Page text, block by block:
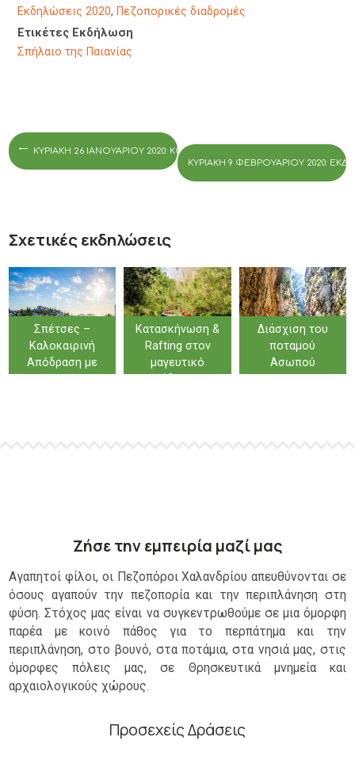
Εκδηλώσεις 2020, Πεζοπορικές διαδρομές
Ετικέτες Εκδήλωση
Σπήλαιο της Παιανίας
ΚΥΡΙΑΚΉ 26 ΙΑΝΟΥΑΡΊΟΥ 2020: ΚΟΠΉ ΠΡΩΤΟΧΡΟΝΙΆΤΙΚΗΣ ΠΊΤΑΣ
ΚΥΡΙΑΚΉ 9 ΦΕΒΡΟΥΑΡΊΟΥ 2020:
Σχετικές εκδηλώσεις
Σπέτσες –
Καλοκαιρινή
Απόδραση με
Κατασκήνωση &
Rafting στον
μαγευτικό
Διάσχιση του
ποταμού
Ασωπού
Ζήσε την εμπειρία μαζί μας
Αγαπητοί φίλοι, οι Πεζοπόροι Χαλανδρίου απευθύνονται σε
όσους αγαπούν την πεζοπορία και την περιπλάνηση στη
φύση. Στόχος μας είναι να συγκεντρωθούμε σε μια όμορφη
παρέα με κοινό πάθος για το περπάτημα και την
περιπλάνηση, στο βουνό, στα ποτάμια, στα νησιά μας, στις
όμορφες πόλεις μας, σε Θρησκευτικά μνημεία και
αρχαιολογικούς χώρους.
Προσεχείς Δράσεις